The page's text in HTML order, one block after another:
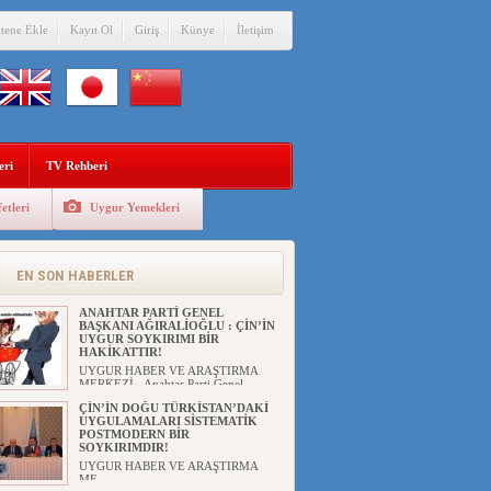
Ekle Kayıt Ol Giriş Künye İletişim
TV Rehberi
Uygur Yemekleri
EN SON HABERLER
ANAHTAR PARTİ GENEL
BAŞKANI AĞIRALİOĞLU : ÇİN’İN
UYGUR SOYKIRIMI BİR
HAKİKATTIR!
UYGUR HABER VE ARAŞTIRMA
MERKEZİ Anahtar Parti Genel
ÇİN’İN DOĞU TÜRKİSTAN’DAKİ
UYGULAMALARI SİSTEMATİK
POSTMODERN BİR
SOYKIRIMDIR!
UYGUR HABER VE ARAŞTIRMA
ME...